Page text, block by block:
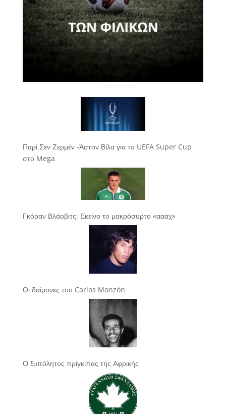
Παρί Σεν Ζερμέν -Άστον Βίλα για το UEFA Super Cup
στο Mega
Γκόραν Βλάοβιτς: Εκείνο το μακρόσυρτο «αααχ»
Οι δαίμονες του Carlos Monzón
Ο ξυπόλητος πρίγκιπας της Αφρικής